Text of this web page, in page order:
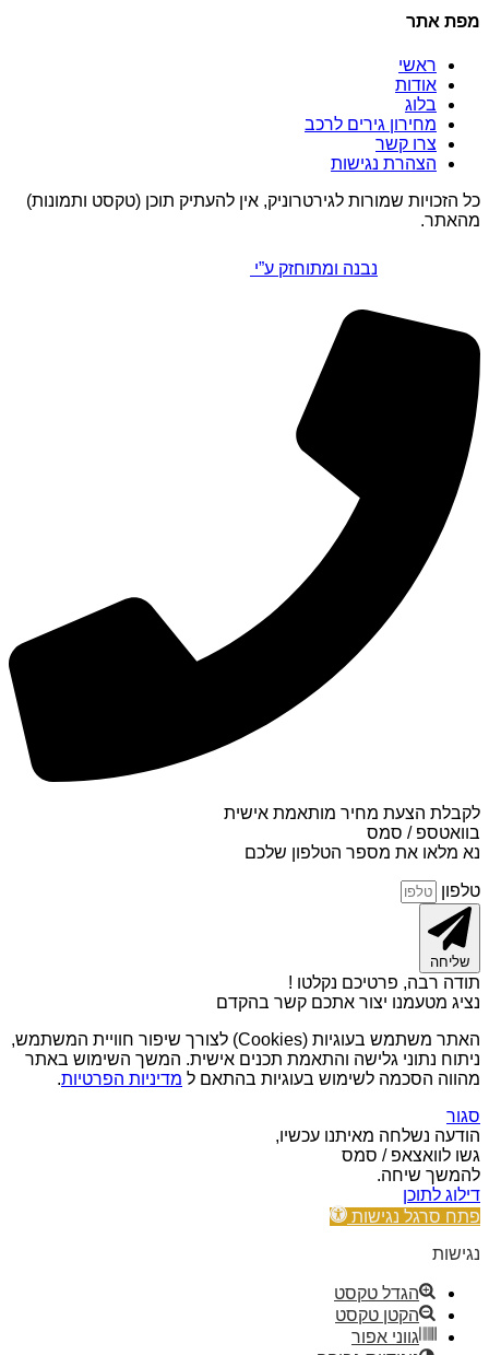
מפת אתר
ראשי
אודות
בלוג
מחירון גירים לרכב
צרו קשר
הצהרת נגישות
כל הזכויות שמורות לגירטרוניק, אין להעתיק תוכן (טקסט ותמונות)
מהאתר.
נבנה ומתוחזק ע”י
לקבלת הצעת מחיר מותאמת אישית
בוואטספ / סמס
נא מלאו את מספר הטלפון שלכם
טלפון
שליחה
תודה רבה, פרטיכם נקלטו !
נציג מטעמנו יצור אתכם קשר בהקדם
האתר משתמש בעוגיות (Cookies) לצורך שיפור חוויית המשתמש,
ניתוח נתוני גלישה והתאמת תכנים אישית. המשך השימוש באתר
מהווה הסכמה לשימוש בעוגיות בהתאם ל מדיניות הפרטיות.
סגור
הודעה נשלחה מאיתנו עכשיו,
גשו לוואצאפ / סמס
להמשך שיחה.
דילוג לתוכן
פתח סרגל נגישות
נגישות
הגדל טקסט
הקטן טקסט
גווני אפור